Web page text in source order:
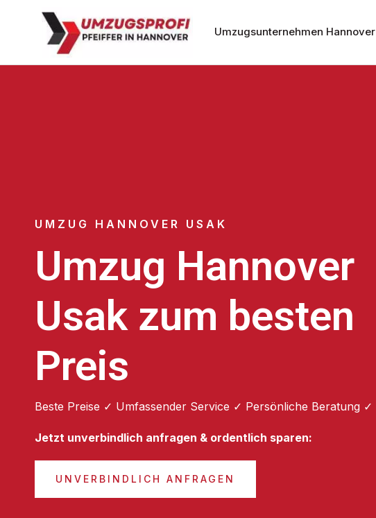
Umzugsunternehmen Hannover
UMZUG HANNOVER USAK
Umzug Hannover
Usak zum besten
Preis
Beste Preise ✓ Umfassender Service ✓ Persönliche Beratung ✓
Jetzt unverbindlich anfragen & ordentlich sparen:
UNVERBINDLICH ANFRAGEN